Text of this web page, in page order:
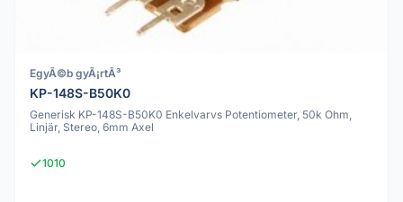
EgyÃ©b gyÃ¡rtÃ³
KP-148S-B50K0
Generisk KP-148S-B50K0 Enkelvarvs Potentiometer, 50k Ohm,
Linjär, Stereo, 6mm Axel
1010